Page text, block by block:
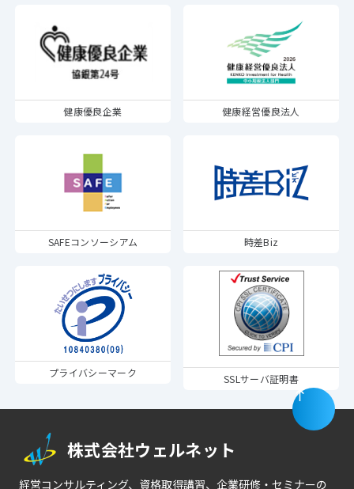
健康優良企業 健康経営優良法人
SAFEコンソーシアム 時差Biz
プライバシーマーク SSLサーバ証明書
株式会社ウェルネット
経営コンサルティング、資格取得講習、企業研修・セミナーの